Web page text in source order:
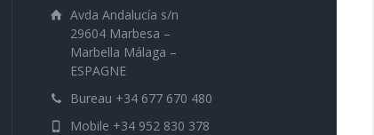
Avda Andalucía s/n
29604 Marbesa –
Marbella Málaga –
ESPAGNE
Bureau +34 677 670 480
Mobile +34 952 830 378